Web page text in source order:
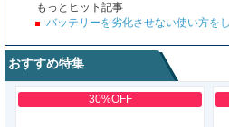
もっとヒット記事
バッテリーを劣化させない使い方を
おすすめ特集
30%OFF